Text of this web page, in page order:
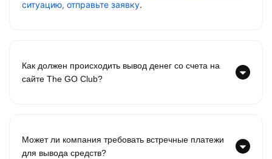
ситуацию, отправьте заявку.
Как должен происходить вывод денег со счета на
сайте The GO Club?
Может ли компания требовать встречные платежи
для вывода средств?